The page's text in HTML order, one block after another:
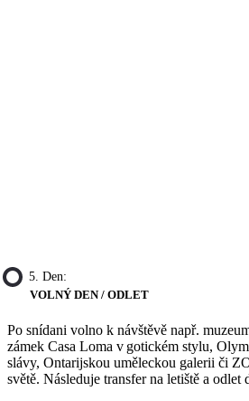
5. Den:
VOLNÝ DEN / ODLET
Po snídani volno k návštěvě např.
zámek Casa Loma v gotickém stylu,
slávy, Ontarijskou uměleckou galerii či
světě. Následuje transfer na letiště a odlet